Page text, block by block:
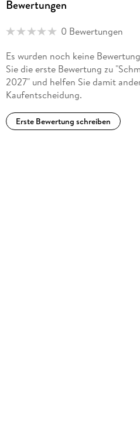
Bewertungen
0 Bewertungen
Es wurden noch keine
Sie die erste Bewertung zu
2027" und helfen Sie damit
Kaufentscheidung.
Erste Bewertung schreiben